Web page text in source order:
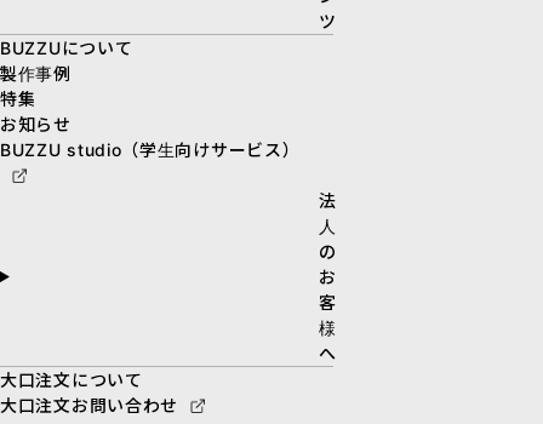
ツ
BUZZUについて
製作事例
特集
お知らせ
BUZZU studio（学生向けサービス）
法
人
の
お
客
様
へ
大口注文について
大口注文お問い合わせ